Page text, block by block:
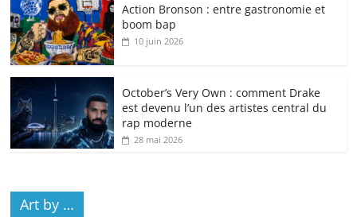
Action Bronson : entre gastronomie et
boom bap
10 juin 2026
October’s Very Own : comment Drake
est devenu l’un des artistes central du
rap moderne
28 mai 2026
Art by …